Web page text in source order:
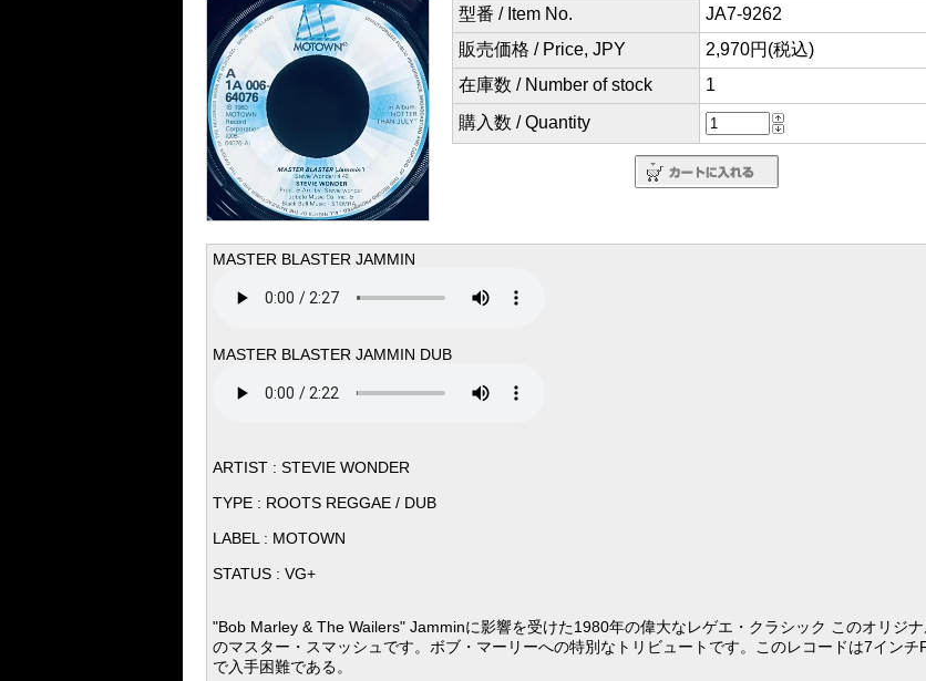
型番 / Item No.
JA7-9262
販売価格 / Price, JPY
2,970円(税込)
在庫数 / Number of stock
1
購入数 / Quantity
MASTER BLASTER JAMMIN
MASTER BLASTER JAMMIN DUB
ARTIST : STEVIE WONDER
TYPE : ROOTS REGGAE / DUB
LABEL : MOTOWN
STATUS : VG+
"Bob Marley & The Wailers" Jamminに影響を受けた1980年の偉大なレゲエ・クラシック このオリジナ
のマスター・スマッシュです。ボブ・マーリーへの特別なトリビュートです。このレコードは7インチ
で入手困難である。